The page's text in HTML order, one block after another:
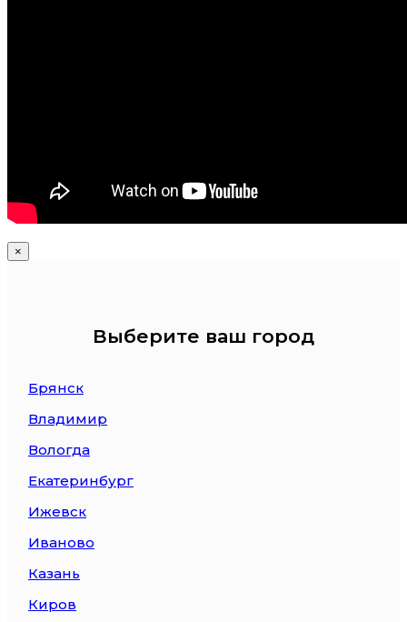
×
Выберите ваш город
Брянск
Владимир
Вологда
Екатеринбург
Ижевск
Иваново
Казань
Киров